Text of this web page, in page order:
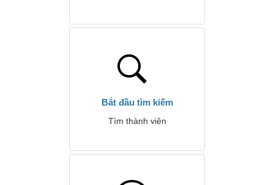
Bắt đầu tìm kiếm
Tìm thành viên